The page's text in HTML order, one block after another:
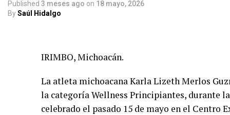
Published 3 meses ago on 18 mayo, 2026
BySaúl Hidalgo
IRIMBO, Michoacán.
La atleta michoacana Karla Lizeth Merlos
la categoría Wellness Principiantes, durante
celebrado el pasado 15 de mayo en el Centro